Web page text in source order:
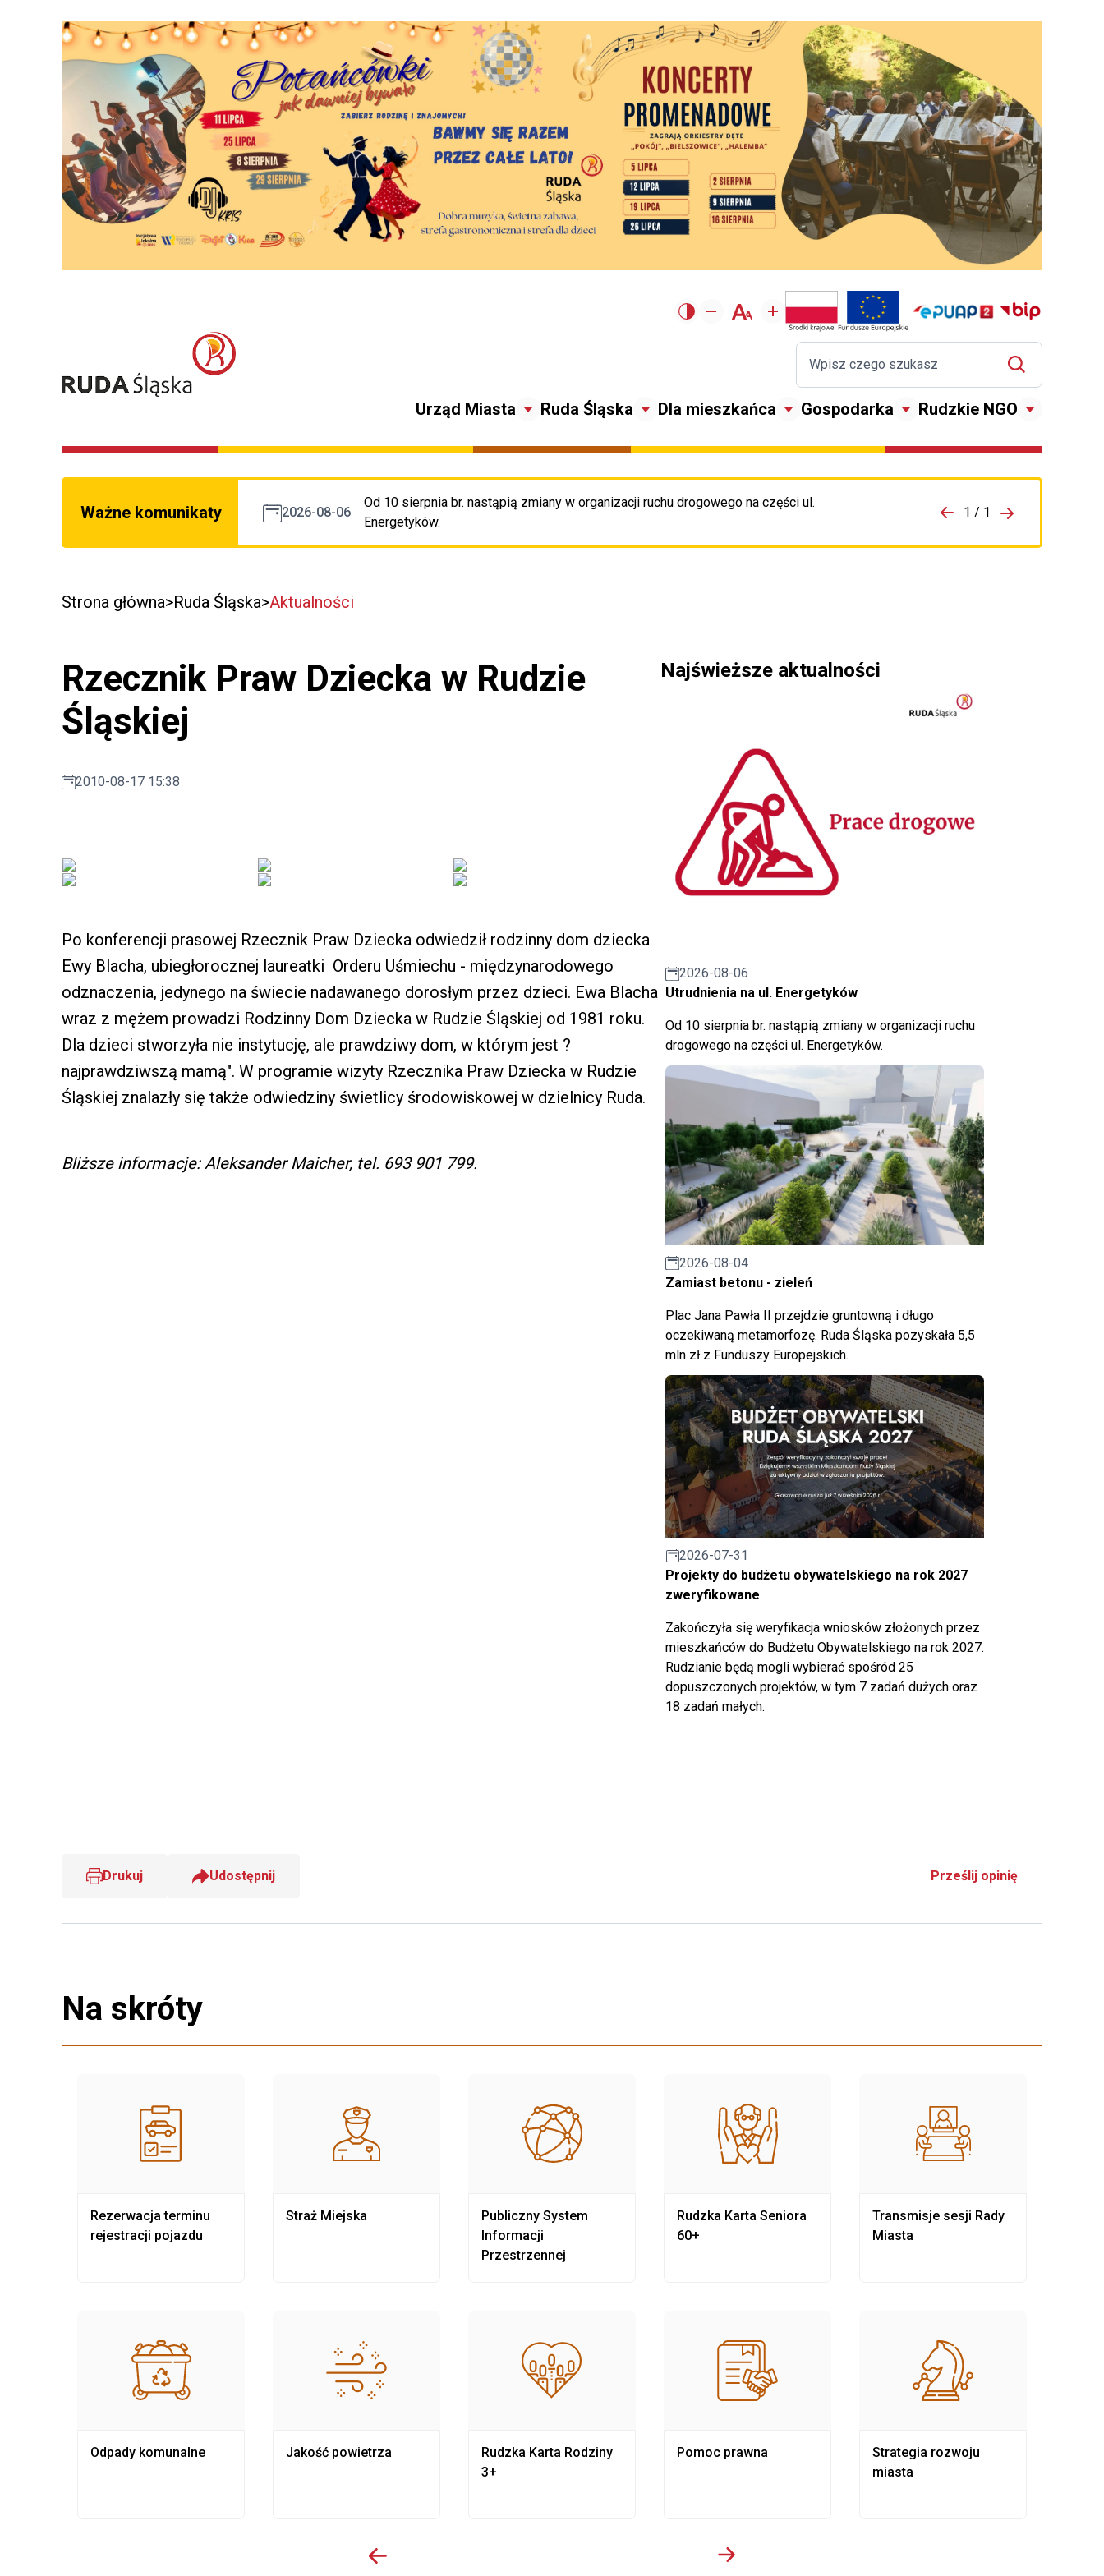
Urząd Miasta Ruda Śląska Dla mieszkańca Gospodarka Rudzkie NGO
Ważne komunikaty 2026-08-06
Od 10 sierpnia br. nastąpią zmiany w organizacji ruchu drogowego na części ul.
Energetyków.
Przejdź do porzpedniego komunikatu 1 / 1
Przejdź do
Strona główna Ruda Śląska Aktualności
Rzecznik Praw Dziecka w Rudzie
Śląskiej
2010-08-17 15:38
Po konferencji prasowej Rzecznik Praw Dziecka odwiedził rodzinny dom dziecka
Ewy Blacha, ubiegłorocznej laureatki Orderu Uśmiechu - międzynarodowego
odznaczenia, jedynego na świecie nadawanego dorosłym przez dzieci. Ewa Blacha
wraz z mężem prowadzi Rodzinny Dom Dziecka w Rudzie Śląskiej od 1981 roku.
Dla dzieci stworzyła nie instytucję, ale prawdziwy dom, w którym jest ?
najprawdziwszą mamą". W programie wizyty Rzecznika Praw Dziecka w Rudzie
Śląskiej znalazły się także odwiedziny świetlicy środowiskowej w dzielnicy Ruda.
Bliższe informacje: Aleksander Maicher, tel. 693 901 799.
Najświeższe aktualności
2026-08-06
Utrudnienia na ul. Energetyków
Od 10 sierpnia br. nastąpią zmiany w organizacji ruchu
drogowego na części ul. Energetyków.
2026-08-04
Zamiast betonu - zieleń
Plac Jana Pawła II przejdzie gruntowną i długo
oczekiwaną metamorfozę. Ruda Śląska pozyskała 5,5
mln zł z Funduszy Europejskich.
2026-07-31
Projekty do budżetu obywatelskiego na rok 2027
zweryfikowane
Zakończyła się weryfikacja wniosków złożonych przez
mieszkańców do Budżetu Obywatelskiego na rok 2027.
Rudzianie będą mogli wybierać spośród 25
dopuszczonych projektów, w tym 7 zadań dużych oraz
18 zadań małych.
Drukuj Udostępnij Prześlij opinię
Na skróty
Rezerwacja terminu
rejestracji pojazdu
Odpady komunalne
Straż Miejska
Jakość powietrza
Publiczny System
Informacji
Przestrzennej
Rudzka Karta Rodziny
3+
Rudzka Karta Seniora
60+
Pomoc prawna
Transmisje sesji Rady
Miasta
Strategia rozwoju
miasta